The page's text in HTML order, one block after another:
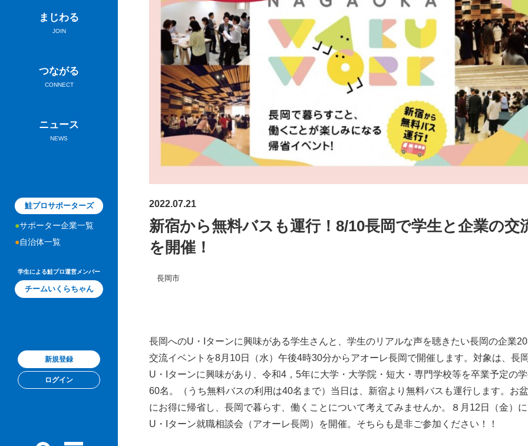
まじわる
JOIN
つながる
CONNECT
ニュース
NEWS
鮭プロサポーターズ
サポーター企業一覧
自治体一覧
学生による鮭プロ運営メンバー
チームいくらちゃん
新規登録
ログイン
2022.07.21
新宿から無料バスも運行！8/10長岡で学生と企業の交
を開催！
長岡市
長岡へのU・Iターンに興味がある学生さんと、学生のリアルな声を聴きたい長岡の企業
交流イベントを8月10日（水）午後4時30分からアオーレ長岡で開催します。対象は、長
U・Iターンに興味があり、令和4，5年に大学・大学院・短大・専門学校等を卒業予定の
60名。（うち無料バスの利用は40名まで）当日は、新宿より無料バスも運行します。お
にお得に帰省し、長岡で暮らす、働くことについて考えてみませんか。８月12日（金）
U・Iターン就職相談会（アオーレ長岡）を開催。そちらも是非ご参加ください！！